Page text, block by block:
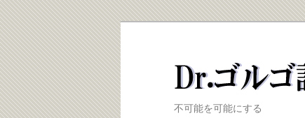
Dr.ゴルゴ診療
不可能を可能にする